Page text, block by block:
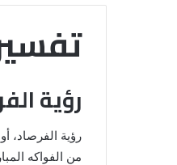
رؤية
رؤية الفرصاد،
من الفواكه